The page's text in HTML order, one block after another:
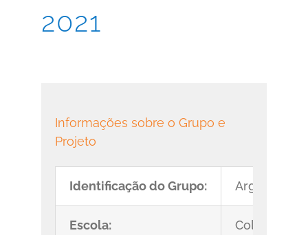
2021
Informações sobre o Grupo e
Projeto
Identificação do Grupo: Argonautas
Escola: Colégio